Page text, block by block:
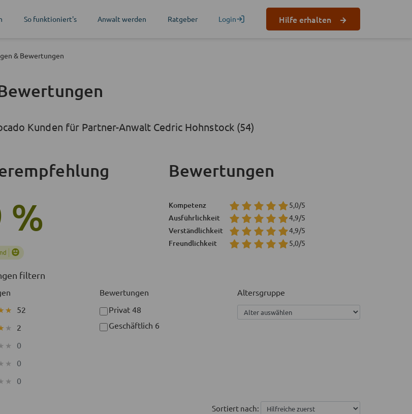
So funktioniert's Anwalt werden Ratgeber Login Hilfe erhalten
& Bewertungen
Kunden für Partner-Anwalt Cedric Hohnstock (54)
%
Bewertungen
Kompetenz 5,0/5
Ausführlichkeit 4,9/5
Verständlichkeit 4,9/5
Freundlichkeit 5,0/5
filtern
52
2
0
0
0
Bewertungen
Privat48
Geschäftlich 6
Altersgruppe
Sortiert nach: